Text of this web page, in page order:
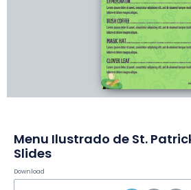
Menu Ilustrado de St.
Slides
Download